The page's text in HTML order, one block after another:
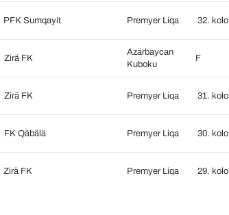
PFK Sumqayit Premyer Liqa 32. kolo
Zirä FK
Azärbaycan
Kuboku
F
Zirä FK Premyer Liqa 31. kolo
FK Qäbälä Premyer Liqa 30. kolo
Zirä FK Premyer Liqa 29. kolo